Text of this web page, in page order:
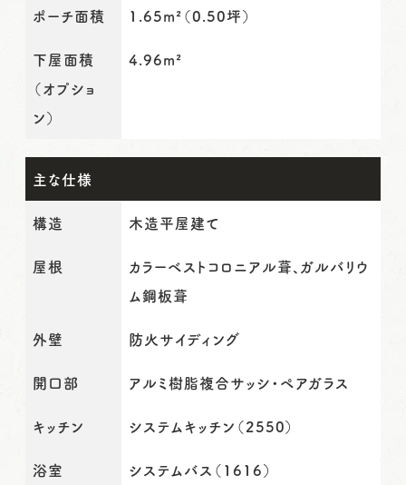
ポーチ面積 1.65m²（0.50坪）
下屋面積
（オプショ
ン）
4.96m²
主な仕様
構造 木造平屋建て
屋根
カラーベストコロニアル葺、ガルバリウ
ム鋼板葺
外壁 防火サイディング
開口部 アルミ樹脂複合サッシ・ペアガラス
キッチン システムキッチン（2550）
浴室 システムバス（1616）